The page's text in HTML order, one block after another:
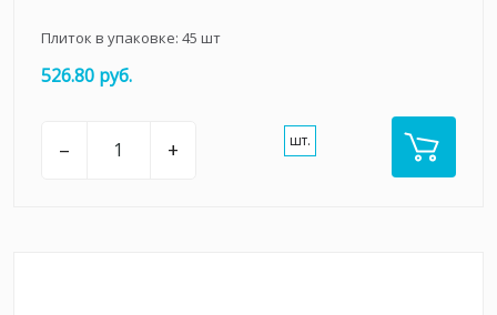
Плиток в упаковке: 45 шт
526.80 руб.
– + шт.